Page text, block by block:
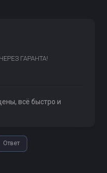
ГАРАНТА!
всё быстро и
Ответ